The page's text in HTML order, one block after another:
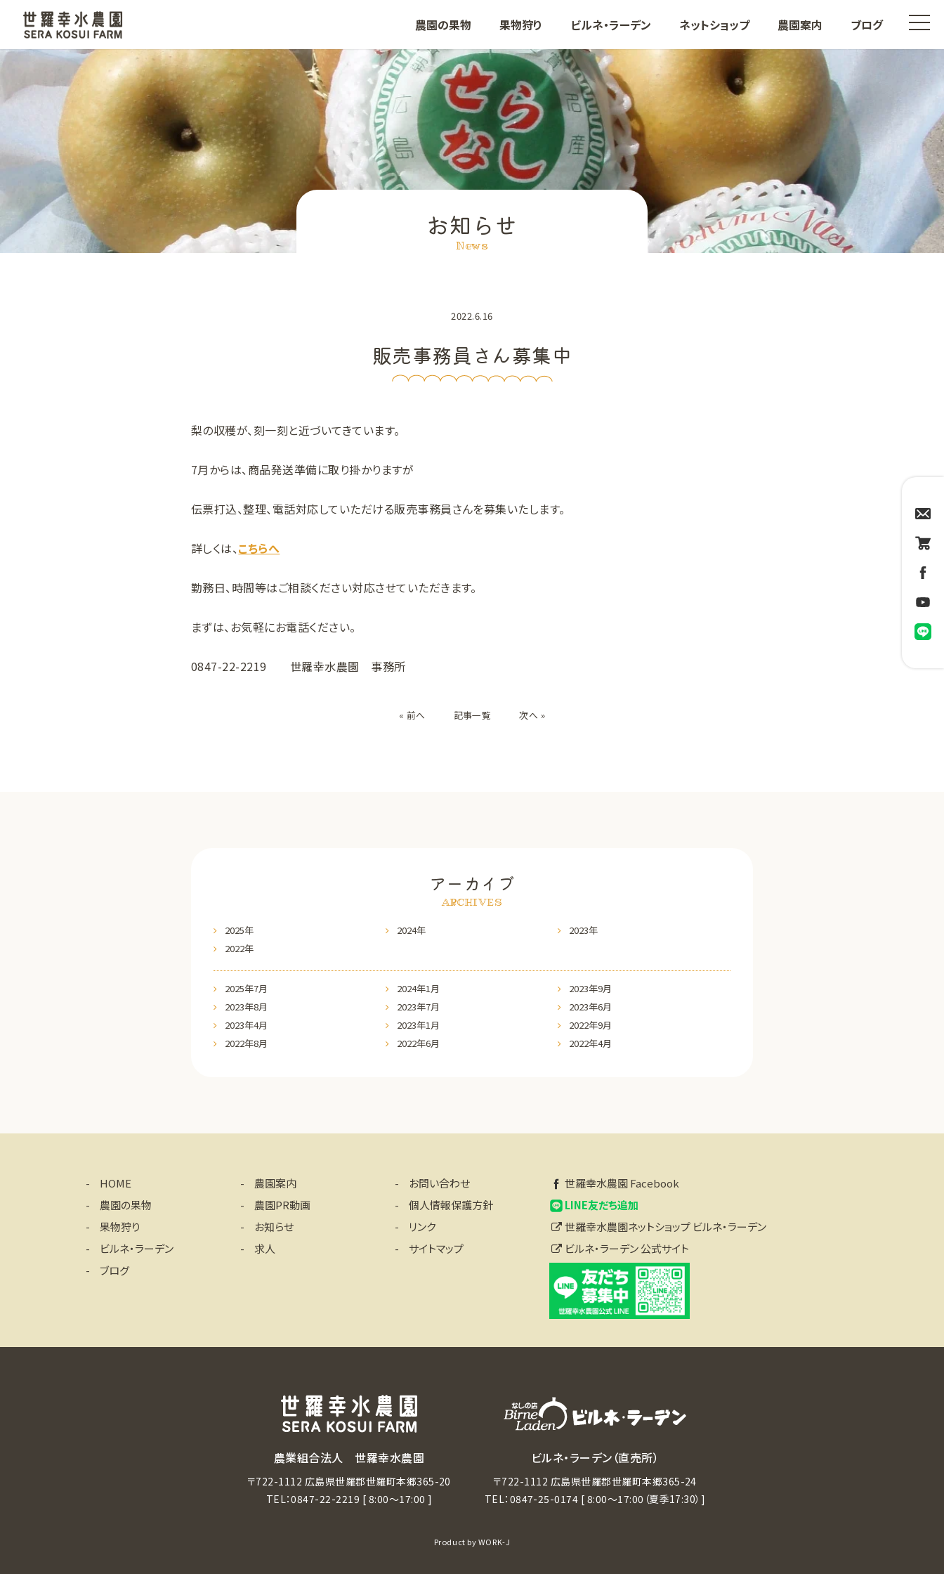
世羅幸水農園
農園の果物
なし いちご りんご もも その他果樹
果物狩り ビルネ・ラーデン ネットショップ 農園案内 ブログ
お知らせ
News
2022.6.16
販売事務員さん募集中
梨の収穫が、刻一刻と近づいてきています。
7月からは、商品発送準備に取り掛かりますが
伝票打込、整理、電話対応していただける販売事務員さんを募集いたします。
詳しくは、こちらへ
勤務日、時間等はご相談ください対応させていただきます。
まずは、お気軽にお電話ください。
0847-22-2219 世羅幸水農園 事務所
« 前へ 記事一覧 次へ »
アーカイブ
ARCHIVES
2025年 2024年
2023年
2022年
2025年7月 2024年1月
2023年9月
2023年8月
2023年7月
2023年6月
2023年4月
2023年1月
2022年9月
2022年8月
2022年6月 2022年4月
HOME
農園の果物
果物狩り
ビルネ・ラーデン
ブログ
農園案内
農園PR動画
お知らせ
求人
お問い合わせ
個人情報保護方針
リンク
サイトマップ
世羅幸水農園 Facebook
LINE友だち追加
世羅幸水農園ネットショップ ビルネ・ラーデン
ビルネ・ラーデン 公式サイト
農業組合法人 世羅幸水農園
〒722-1112 広島県世羅郡世羅町本郷365-20
TEL：0847-22-2219 [ 8:00～17:00 ]
ビルネ・ラーデン（直売所）
〒722-1112 広島県世羅郡世羅町本郷365-24
TEL： 0847-25-0174 [ 8:00～17:00（夏季17:30）]
Product byWORK-J
t
o
g